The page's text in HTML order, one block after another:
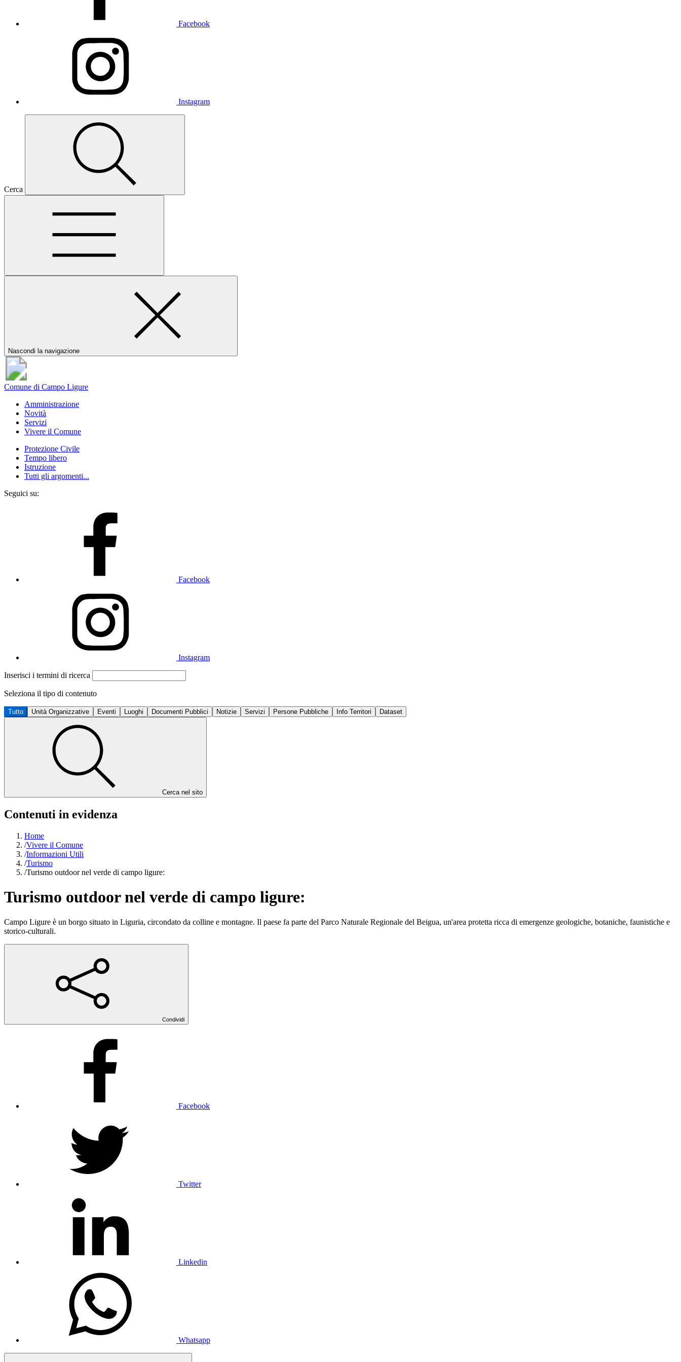
Facebook
Instagram
Cerca
Nascondi la navigazione
Comune di Campo Ligure
Amministrazione
Novità
Servizi
Vivere il Comune
Protezione Civile
Tempo libero
Istruzione
Tutti gli argomenti...
Seguici su:
Facebook
Instagram
Inserisci i termini di ricerca
Seleziona il tipo di contenuto
Tutto Unità Organizzative Eventi Luoghi Documenti Pubblici Notizie Servizi Persone Pubbliche Info Territori Dataset
Cerca nel sito
Contenuti in evidenza
Home
/Vivere il Comune
/Informazioni Utili
/Turismo
/Turismo outdoor nel verde di campo ligure:
Turismo outdoor nel verde di campo ligure:
Campo Ligure è un borgo situato in Liguria, circondato da colline e montagne. Il paese fa parte del Parco Naturale Regionale del Beigua, un'area protetta ricca di emergenze geologiche, botaniche, faunistiche e
storico-culturali.
Condividi
Facebook
Twitter
Linkedin
Whatsapp